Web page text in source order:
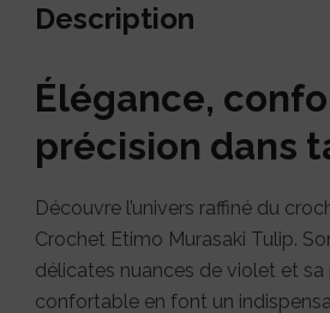
Description
Élégance,
précision dans
Découvre l’univers raffiné du
Crochet Etimo Murasaki Tulip.
délicates nuances de violet et sa
confortable en font un